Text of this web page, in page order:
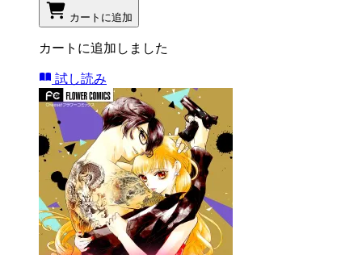
カートに追加
カートに追加しました
試し読み